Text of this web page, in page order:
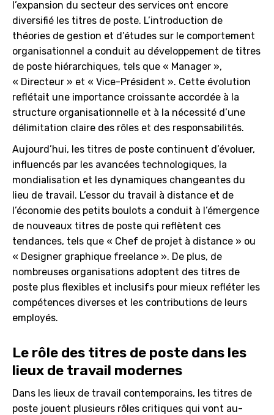
l’expansion du secteur des services ont encore
diversifié les titres de poste. L’introduction de
théories de gestion et d’études sur le comportement
organisationnel a conduit au développement de titres
de poste hiérarchiques, tels que « Manager »,
« Directeur » et « Vice-Président ». Cette évolution
reflétait une importance croissante accordée à la
structure organisationnelle et à la nécessité d’une
délimitation claire des rôles et des responsabilités.
Aujourd’hui, les titres de poste continuent d’évoluer,
influencés par les avancées technologiques, la
mondialisation et les dynamiques changeantes du
lieu de travail. L’essor du travail à distance et de
l’économie des petits boulots a conduit à l’émergence
de nouveaux titres de poste qui reflètent ces
tendances, tels que « Chef de projet à distance » ou
« Designer graphique freelance ». De plus, de
nombreuses organisations adoptent des titres de
poste plus flexibles et inclusifs pour mieux refléter les
compétences diverses et les contributions de leurs
employés.
Le rôle des titres de poste dans les
lieux de travail modernes
Dans les lieux de travail contemporains, les titres de
poste jouent plusieurs rôles critiques qui vont au-